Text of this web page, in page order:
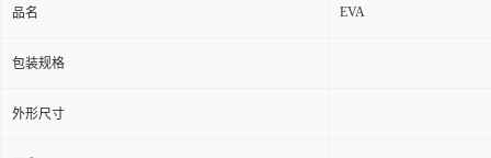
品名 EVA
包装规格
外形尺寸